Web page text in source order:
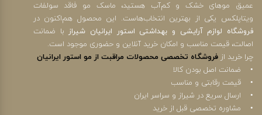
عمیق موهای خشک و کم‌آب هستید، ماسک مو فاقد سولفات
ویتاپلکس یکی از بهترین انتخاب‌هاست. این محصول هم‌اکنون در
فروشگاه لوازم آرایشی و بهداشتی استور ایرانیان شیراز با ضمانت
اصالت، قیمت مناسب و امکان خرید آنلاین و حضوری موجود است.
چرا خرید از فروشگاه تخصصی محصولات مراقبت از مو استور ایرانیان
• ضمانت اصل بودن کالا
• قیمت رقابتی و مناسب
• ارسال سریع در شیراز و سراسر ایران
• مشاوره تخصصی قبل از خرید